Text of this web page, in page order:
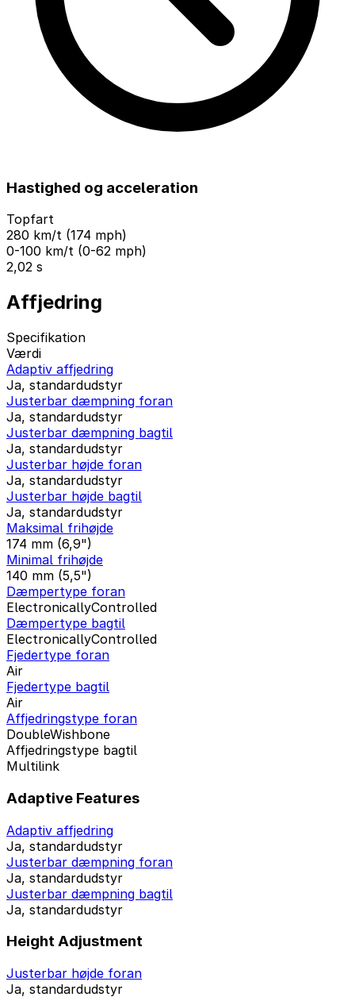
Hastighed og acceleration
Topfart
280 km/t (174 mph)
0-100 km/t (0-62 mph)
2,02 s
Affjedring
Specifikation
Værdi
Adaptiv affjedring
Ja, standardudstyr
Justerbar dæmpning foran
Ja, standardudstyr
Justerbar dæmpning bagtil
Ja, standardudstyr
Justerbar højde foran
Ja, standardudstyr
Justerbar højde bagtil
Ja, standardudstyr
Maksimal frihøjde
174 mm (6,9")
Minimal frihøjde
140 mm (5,5")
Dæmpertype foran
ElectronicallyControlled
Dæmpertype bagtil
ElectronicallyControlled
Fjedertype foran
Air
Fjedertype bagtil
Air
Affjedringstype foran
DoubleWishbone
Affjedringstype bagtil
Multilink
Adaptive Features
Adaptiv affjedring
Ja, standardudstyr
Justerbar dæmpning foran
Ja, standardudstyr
Justerbar dæmpning bagtil
Ja, standardudstyr
Height Adjustment
Justerbar højde foran
Ja, standardudstyr